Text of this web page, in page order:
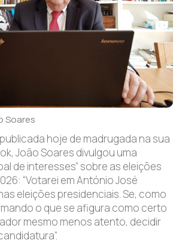
Soares
hoje de madrugada na sua
João Soares divulgou uma
de interesses” sobre as eleições
“Votarei em António José
eleições presidenciais. Se, como
o que se afigura como certo
mesmo menos atento, decidir